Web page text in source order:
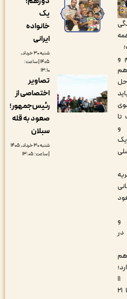
یک
خانواده
شنبه ۳۰ خرداد,
۱۴۰۵ | ساعت:
اختصاصی از
رئیس‌جمهور؛
صعود به قله
شنبه ۳۰ خرداد, ۱۴۰۵